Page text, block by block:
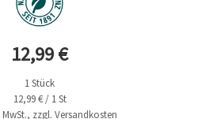
Aktueller Preis
12,99 €
1 Stück
12,99 € / 1 St
MwSt., zzgl. Versandkosten